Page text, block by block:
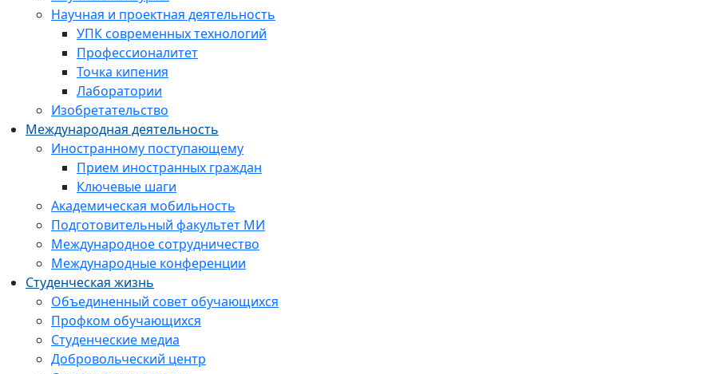
Научная и проектная деятельность
УПК современных технологий
Профессионалитет
Точка кипения
Лаборатории
Изобретательство
Международная деятельность
Иностранному поступающему
Прием иностранных граждан
Ключевые шаги
Академическая мобильность
Подготовительный факультет МИ
Международное сотрудничество
Международные конференции
Студенческая жизнь
Объединенный совет обучающихся
Профком обучающихся
Студенческие медиа
Добровольческий центр